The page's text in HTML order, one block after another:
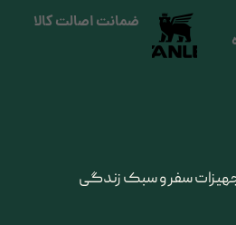
سفر و سبک زندگی
ضمانت اصالت کالا